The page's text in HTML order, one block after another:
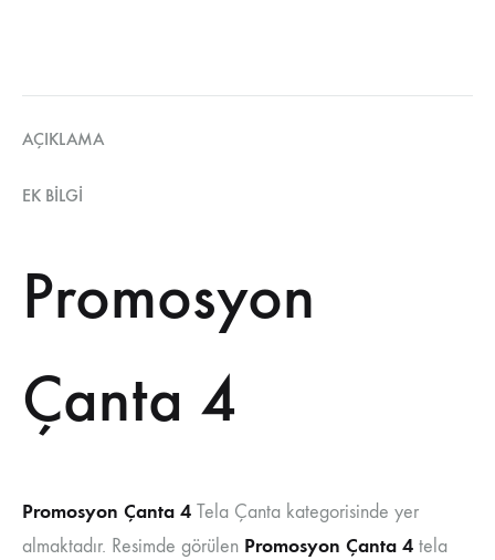
AÇIKLAMA
EK BILGI
Promosyon
Çanta 4
Promosyon Çanta 4 Tela Çanta kategorisinde yer
almaktadır. Resimde görülen Promosyon Çanta 4 tela